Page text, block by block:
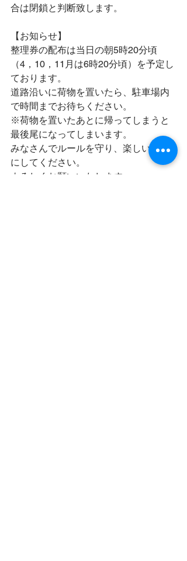
合は閉鎖と判断致します。
【お知らせ】
整理券の配布は当日の朝5時20分頃
（4，10，11月は6時20分頃）を予定し
ております。
道路沿いに荷物を置いたら、駐車場内
で時間までお待ちください。
※荷物を置いたあとに帰ってしまうと
最後尾になってしまいます。
みなさんでルールを守り、楽しい釣り
にしてください。
よろしくお願いいたします。